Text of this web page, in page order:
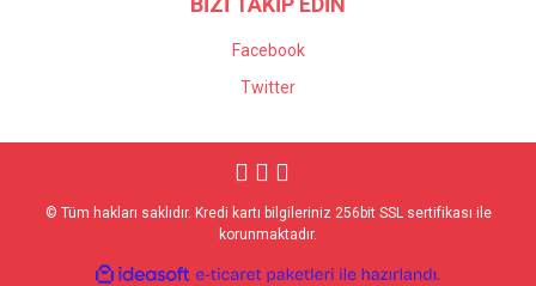
Facebook
Twitter
© Tüm hakları saklıdır. Kredi kartı bilgileriniz 256bit SSL sertifikası ile
korunmaktadır.
ideasoft e-